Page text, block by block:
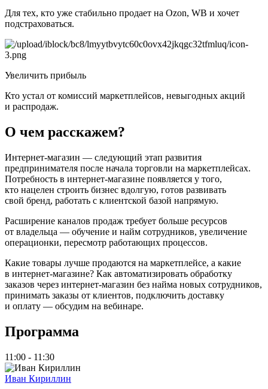
Для тех, кто уже стабильно продает на Ozon, WB и хочет
подстраховаться.
Увеличить прибыль
Кто устал от комиссий маркетплейсов, невыгодных акций
и распродаж.
О чем расскажем?
Интернет‑магазин — следующий этап развития
предпринимателя после начала торговли на маркетплейсах.
Потребность в интернет‑магазине появляется у того,
кто нацелен строить бизнес вдолгую, готов развивать
свой бренд, работать с клиентской базой напрямую.
Расширение каналов продаж требует больше ресурсов
от владельца — обучение и найм сотрудников, увеличение
операционки, пересмотр работающих процессов.
Какие товары лучше продаются на маркетплейсе, а какие
в интернет‑магазине? Как автоматизировать обработку
заказов через интернет‑магазин без найма новых сотрудников,
принимать заказы от клиентов, подключить доставку
и оплату — обсудим на вебинаре.
Программа
11:00 - 11:30
Иван Кириллин